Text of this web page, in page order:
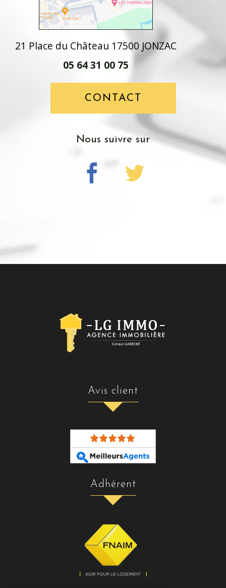
21 Place du Château 17500 JONZAC
05 64 31 00 75
CONTACT
nous suivre sur
avis client
adhérent